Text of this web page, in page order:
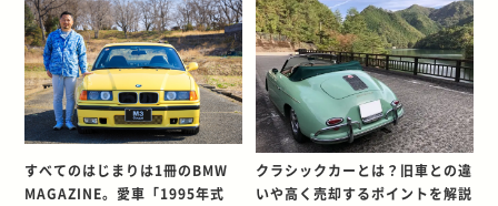
すべてのはじまりは1冊のBMW
MAGAZINE。愛車「1995年式
クラシックカーとは？旧車との違
いや高く売却するポイントを解説